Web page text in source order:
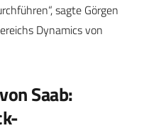
sagte Görgen
Dynamics von
Saab: